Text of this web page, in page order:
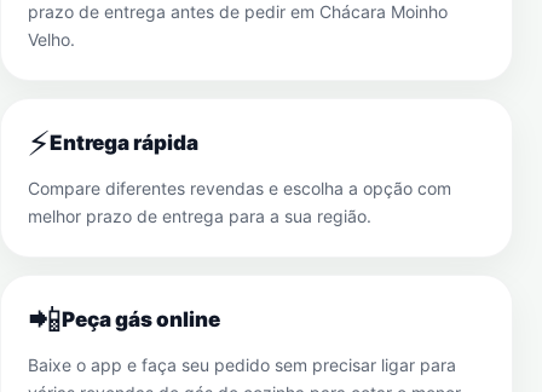
prazo de entrega antes de pedir em Chácara Moinho
Velho.
⚡Entrega rápida
Compare diferentes revendas e escolha a opção com
melhor prazo de entrega para a sua região.
📲Peça gás online
Baixe o app e faça seu pedido sem precisar ligar para